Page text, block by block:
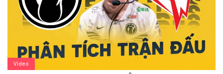
Video